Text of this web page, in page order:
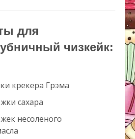
для
чизкейк:
крекера Грэма
сахара
несоленого